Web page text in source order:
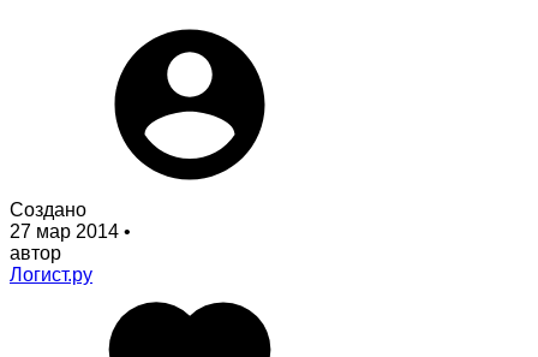
Создано
27 мар 2014 •
автор
Логист.ру